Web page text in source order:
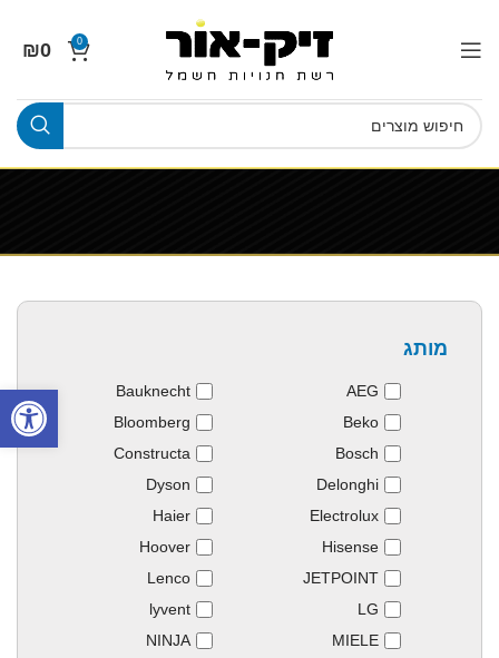
פתח
0
₪0
מותג
AEG
Bauknecht
Beko
Bloomberg
Bosch
Constructa
Delonghi
Dyson
Electrolux
Haier
Hisense
Hoover
JETPOINT
Lenco
LG
lyvent
MIELE
NINJA